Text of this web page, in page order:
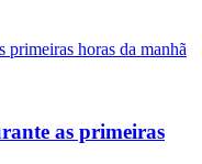
as primeiras